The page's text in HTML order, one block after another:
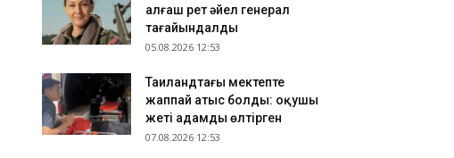
алғаш рет әйел генерал
тағайындалды
05.08.2026 12:53
Таиландтағы мектепте
жаппай атыс болды: оқушы
жеті адамды өлтірген
07.08.2026 12:53